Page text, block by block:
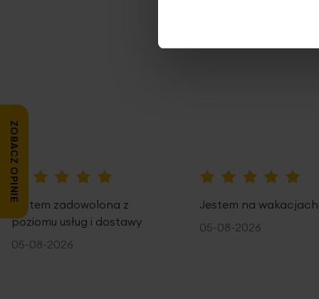
100%
Jestem zadowolona z
poziomu usług i dostawy
05-08-2026
Jestem na
05-08-2026
ZOBACZ OPINIE